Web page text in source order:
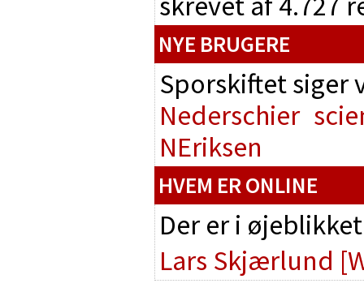
NYE BRUGERE
Sporskiftet
Nederschier
NEriksen
HVEM ER ONLINE
Der er i
Lars Skjærlund